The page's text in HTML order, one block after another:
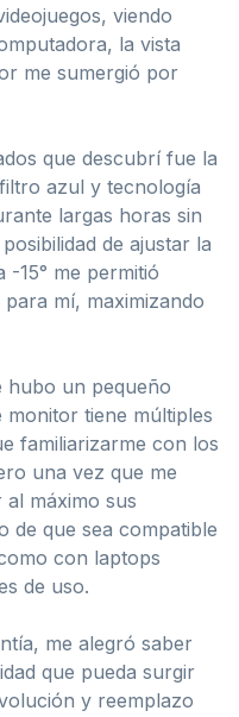
viendo
la vista
me sumergió por
que descubrí fue la
azul y tecnología
largas horas sin
de ajustar la
-15° me permitió
mí, maximizando
hubo un pequeño
tiene múltiples
familiarizarme con los
una vez que me
máximo sus
de que sea compatible
con laptops
de uso.
me alegró saber
que pueda surgir
y reemplazo